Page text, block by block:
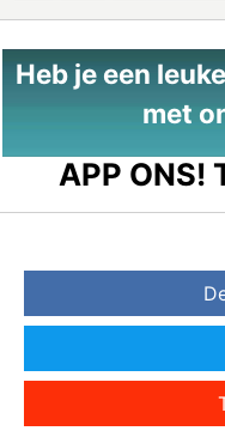
Heb je een
met
APP ONS!